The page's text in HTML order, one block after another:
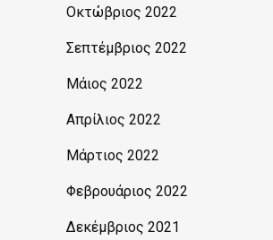
Οκτώβριος 2022
Σεπτέμβριος 2022
Μάιος 2022
Απρίλιος 2022
Μάρτιος 2022
Φεβρουάριος 2022
Δεκέμβριος 2021